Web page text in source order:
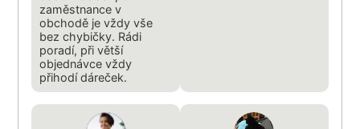
zaměstnance v
obchodě je vždy vše
bez chybičky. Rádi
poradí, při větší
objednávce vždy
přihodí dáreček.